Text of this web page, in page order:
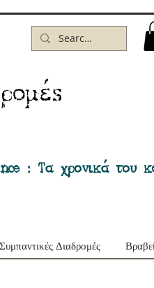
: Τα χρονικά του
Διαδρομές